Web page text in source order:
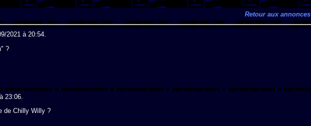
Retour aux annonces
2021 à 20:54.
?
23:06.
de Chilly Willy ?